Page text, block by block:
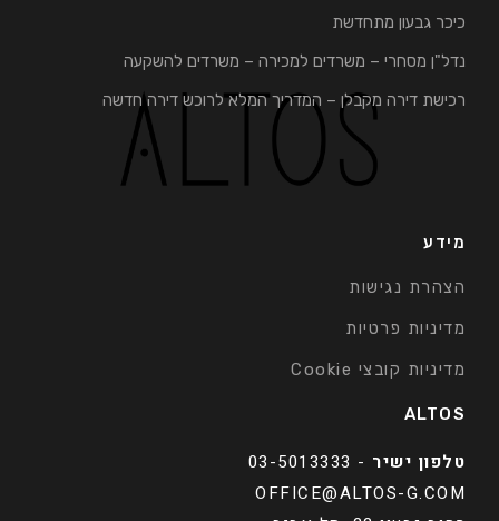
כיכר גבעון מתחדשת
נדל"ן מסחרי – משרדים למכירה – משרדים להשקעה
רכישת דירה מקבלן – המדריך המלא לרוכש דירה חדשה
מידע
הצהרת נגישות
מדיניות פרטיות
מדיניות קובצי Cookie
ALTOS
טלפון ישיר -
03-5013333
OFFICE@ALTOS-G.COM